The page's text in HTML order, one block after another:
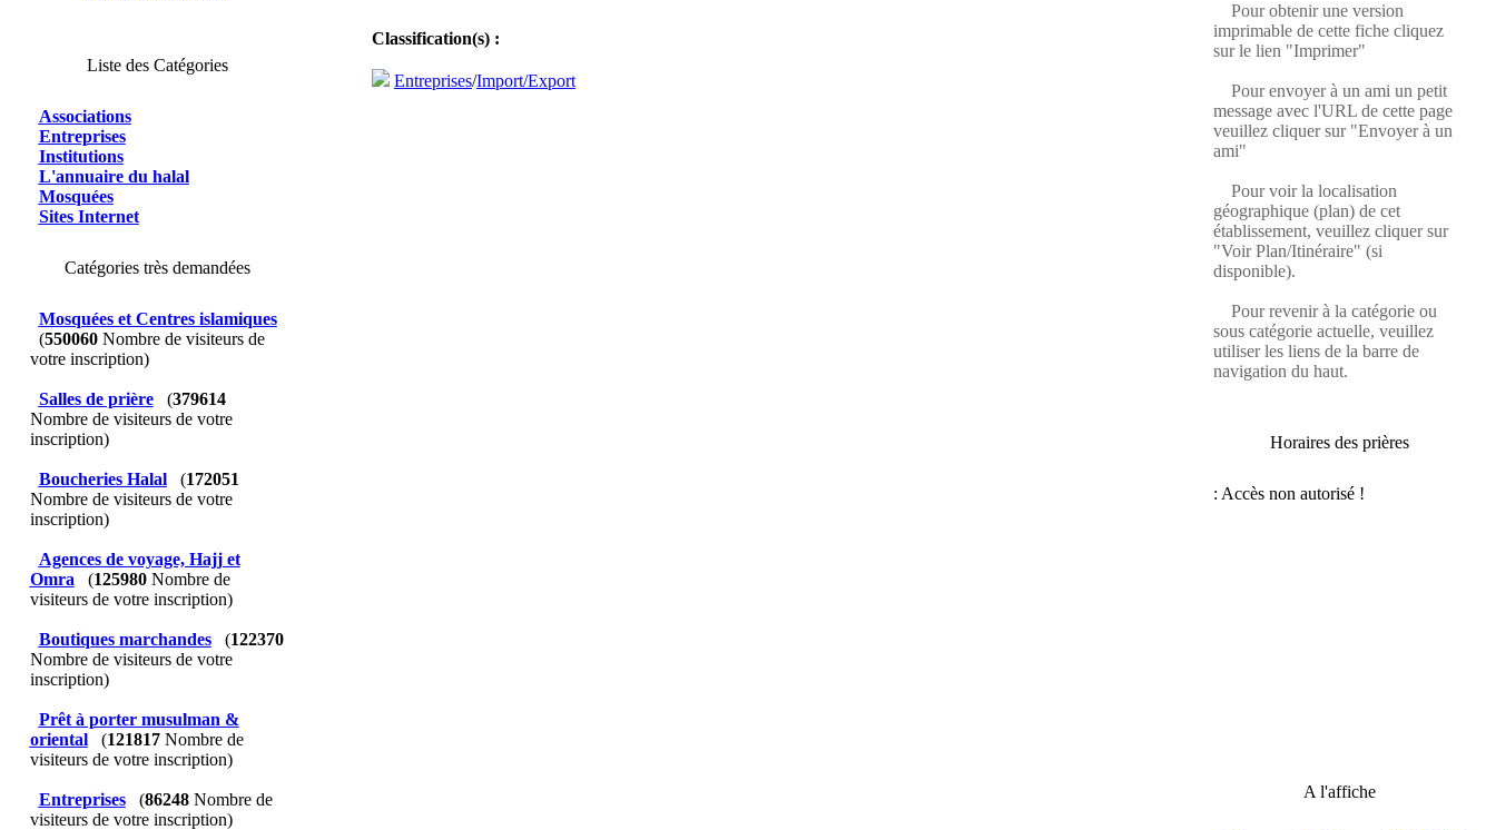
Liste des Catégories
Associations
Entreprises
Institutions
L'annuaire du halal
Mosquées
Sites Internet
Catégories très demandées
Mosquées et Centres islamiques
(550060Nombre de visiteurs de
votre inscription)
Salles de prière (379614
Nombre de visiteurs de votre
inscription)
Boucheries Halal (172051
Nombre de visiteurs de votre
inscription)
Agences de voyage, Hajj et
Omra
(125980Nombre de
visiteurs de votre inscription)
Boutiques marchandes (122370
Nombre de visiteurs de votre
inscription)
Prêt à porter musulman &
oriental
(121817Nombre de
visiteurs de votre inscription)
Entreprises (86248Nombre de
visiteurs de votre inscription)
Classification(s) :
Entreprises/Import/Export
Pour obtenir une version
imprimable de cette fiche cliquez
sur le lien "Imprimer"
Pour envoyer à un ami un petit
message avec l'URL de cette page
veuillez cliquer sur "Envoyer à un
ami"
Pour voir la localisation
géographique (plan) de cet
établissement, veuillez cliquer sur
"Voir Plan/Itinéraire" (si
disponible).
Pour revenir à la catégorie ou
sous catégorie actuelle, veuillez
utiliser les liens de la barre de
navigation du haut.
Horaires des prières
A l'affiche